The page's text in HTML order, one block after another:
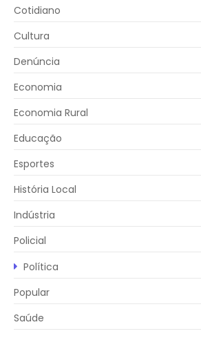
Cotidiano
Cultura
Denúncia
Economia
Economia Rural
Educação
Esportes
História Local
Indústria
Policial
Política
Popular
Saúde